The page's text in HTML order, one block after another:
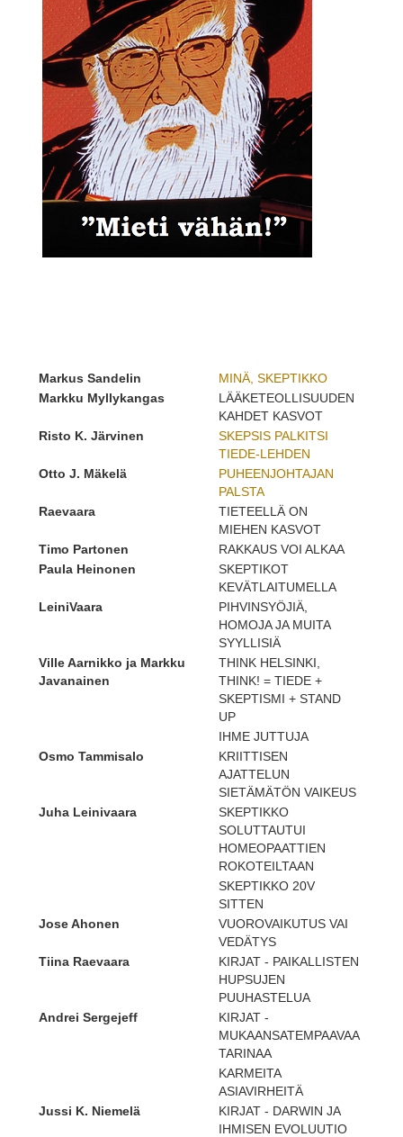
Markus Sandelin
MINÄ, SKEPTIKKO
Markku Myllykangas
LÄÄKETEOLLISUUDEN
KAHDET KASVOT
Risto K. Järvinen
SKEPSIS PALKITSI
TIEDE-LEHDEN
Otto J. Mäkelä
PUHEENJOHTAJAN
PALSTA
Raevaara
TIETEELLÄ ON
MIEHEN KASVOT
Timo Partonen
RAKKAUS VOI ALKAA
Paula Heinonen
SKEPTIKOT
KEVÄTLAITUMELLA
LeiniVaara
PIHVINSYÖJIÄ,
HOMOJA JA MUITA
SYYLLISIÄ
Ville Aarnikko ja Markku
Javanainen
THINK HELSINKI,
THINK! = TIEDE +
SKEPTISMI + STAND
UP
IHME JUTTUJA
Osmo Tammisalo
KRIITTISEN
AJATTELUN
SIETÄMÄTÖN VAIKEUS
Juha Leinivaara
SKEPTIKKO
SOLUTTAUTUI
HOMEOPAATTIEN
ROKOTEILTAAN
SKEPTIKKO 20V
SITTEN
Jose Ahonen
VUOROVAIKUTUS VAI
VEDÄTYS
Tiina Raevaara
KIRJAT - PAIKALLISTEN
HUPSUJEN
PUUHASTELUA
Andrei Sergejeff
KIRJAT -
MUKAANSATEMPAAVAA
TARINAA
KARMEITA
ASIAVIRHEITÄ
Jussi K. Niemelä
KIRJAT - DARWIN JA
IHMISEN EVOLUUTIO